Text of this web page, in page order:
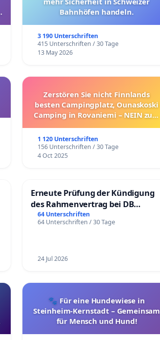
Bahnhöfen handeln.
3 190 Unterschriften
415 Unterschriften / 30 Tage
13 May 2026
Zerstören Sie nicht Finnlands
besten Campingplatz, Ounaskoski
Camping in Rovaniemi – NEIN zum
1 120 Unterschriften
156 Unterschriften / 30 Tage
4 Oct 2025
Erneute Prüfung der Kündigung
des Rahmenvertrag bei DB
Fahrwegdienste Gmbh
64 Unterschriften
64 Unterschriften / 30 Tage
24 Jul 2026
🐾 Für eine Hundewiese in
Steinheim-Kernstadt – Gemeinsam
für Mensch und Hund!